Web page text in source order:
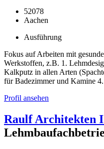
52078
Aachen
Ausführung
Fokus auf Arbeiten mit
Werkstoffen, z.B. 1.
Kalkputz in allen Arten
für Badezimmer und Kamine
Profil ansehen
Raulf Architekten